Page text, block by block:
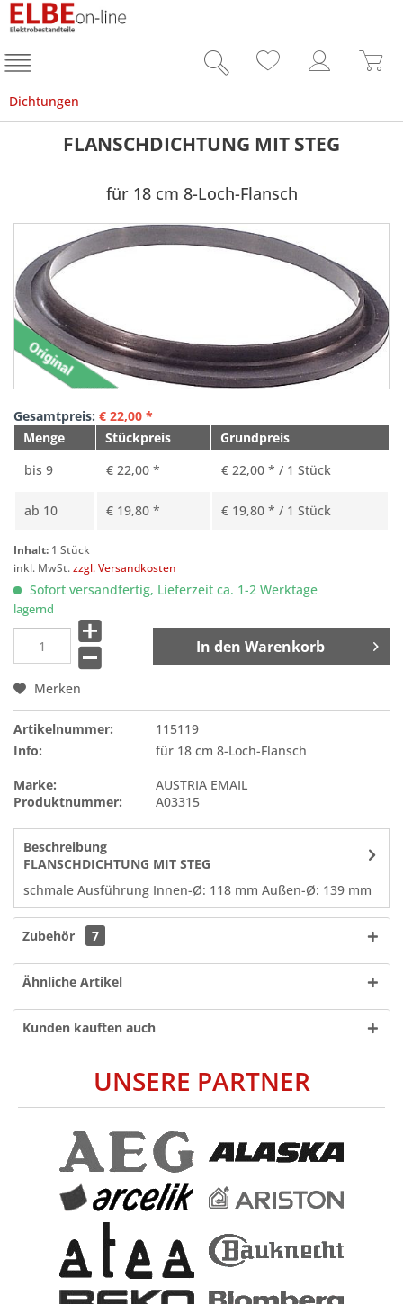
Dichtungen
FLANSCHDICHTUNG MIT STEG
für 18 cm 8-Loch-Flansch
Gesamtpreis: € 22,00 *
Menge
Stückpreis
Grundpreis
bis 9 € 22,00 * € 22,00 * / 1 Stück
ab 10 € 19,80 * € 19,80 * / 1 Stück
Inhalt: 1 Stück
inkl. MwSt.zzgl. Versandkosten
Sofort versandfertig, Lieferzeit ca. 1-2 Werktage
lagernd
In den Warenkorb
Merken
Artikelnummer:
115119
Info:
für 18 cm 8-Loch-Flansch
Marke:
AUSTRIA EMAIL
Produktnummer:
A03315
Beschreibung
FLANSCHDICHTUNG MIT STEG
schmale Ausführung Innen-Ø: 118 mm Außen-Ø: 139 mm
Zubehör 7
Ähnliche Artikel
Kunden kauften auch
UNSERE PARTNER